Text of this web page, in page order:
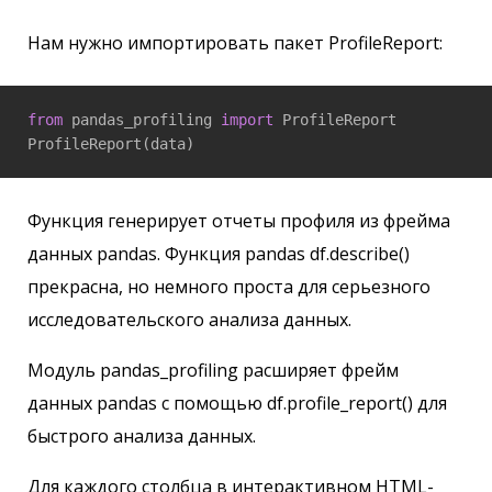
Нам нужно импортировать пакет ProfileReport:
from pandas_profiling import ProfileReport
Функция генерирует отчеты профиля из фрейма
данных pandas. Функция pandas df.describe()
прекрасна, но немного проста для серьезного
исследовательского анализа данных.
Модуль pandas_profiling расширяет фрейм
данных pandas с помощью df.profile_report() для
быстрого анализа данных.
Для каждого столбца в интерактивном HTML-